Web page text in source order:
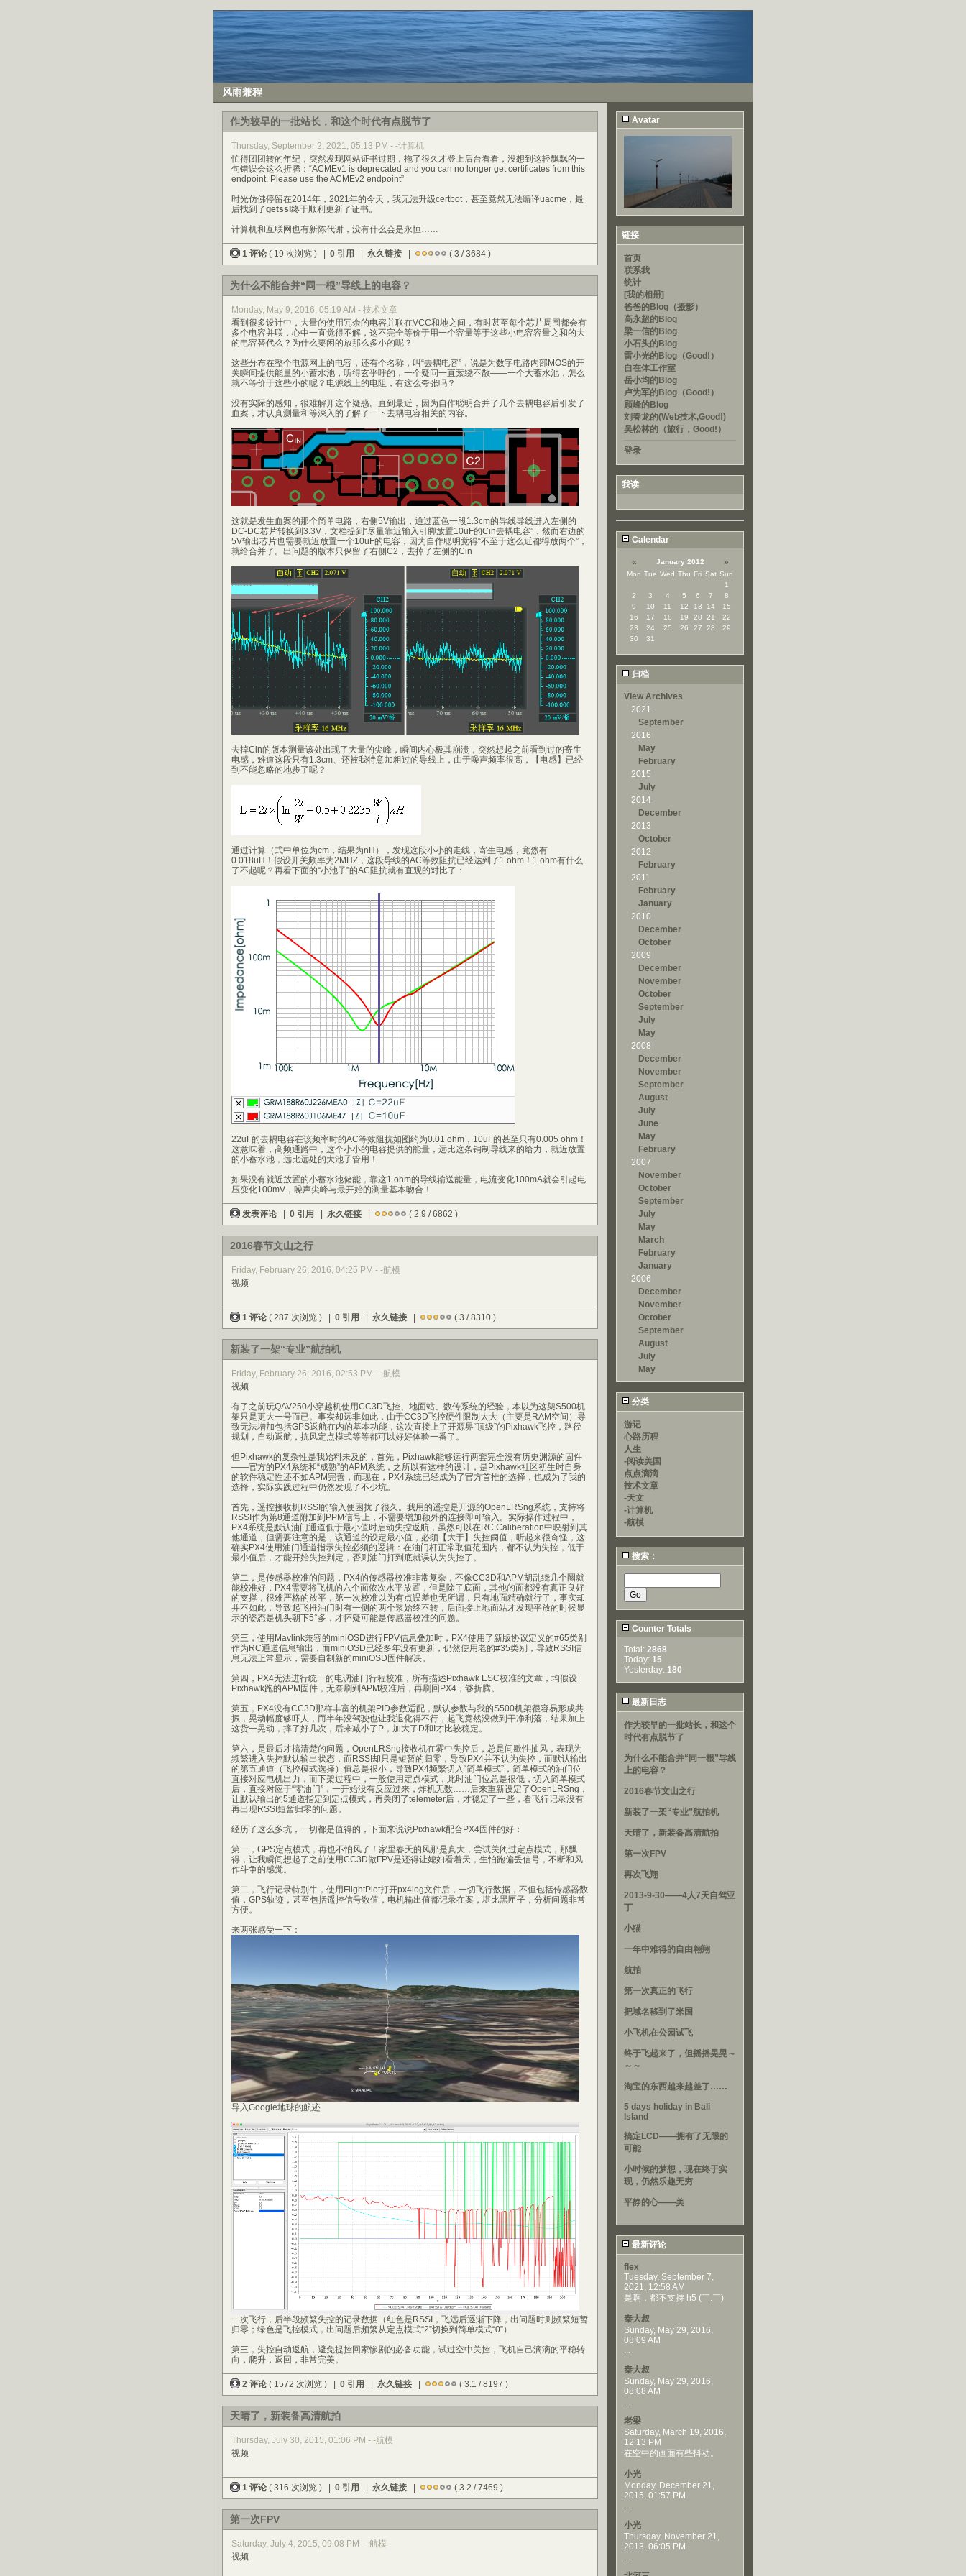
风雨兼程
作为较早的一批站长，和这个时代有点脱节了
Thursday, September 2, 2021, 05:13 PM - -计算机
忙得团团转的年纪，突然发现网站证书过期，拖了很久才登上后台看看，没想到这轻飘飘的一
句错误会这么折腾：“ACMEv1 is deprecated and you can no longer get certificates from this
endpoint. Please use the ACMEv2 endpoint”
时光仿佛停留在2014年，2021年的今天，我无法升级certbot，甚至竟然无法编译uacme，最
后找到了getssl 终于顺利更新了证书。
计算机和互联网也有新陈代谢，没有什么会是永恒……
1 评论 ( 19 次浏览 ) | 0 引用 永久链接 ( 3 / 3684 )
为什么不能合并“同一根”导线上的电容？
Monday, May 9, 2016, 05:19 AM - 技术文章
看到很多设计中，大量的使用冗余的电容并联在VCC和地之间，有时甚至每个芯片周围都会有
多个电容并联，心中一直觉得不解，这不完全等价于用一个容量等于这些小电容容量之和的大
的电容替代么？为什么要闲的放那么多小的呢？
这些分布在整个电源网上的电容，还有个名称，叫“去耦电容”，说是为数字电路内部MOS的开
关瞬间提供能量的小蓄水池，听得玄乎呼的，一个疑问一直萦绕不散——一个大蓄水池，怎么
就不等价于这些小的呢？电源线上的电阻，有这么夸张吗？
没有实际的感知，很难解开这个疑惑。直到最近，因为自作聪明合并了几个去耦电容后引发了
血案，才认真测量和等深入的了解了一下去耦电容相关的内容。
这就是发生血案的那个简单电路，右侧5V输出，通过蓝色一段1.3cm的导线导线进入左侧的
DC-DC芯片转换到3.3V，文档提到“尽量靠近输入引脚放置10uF的Cin去耦电容”，然而右边的
5V输出芯片也需要就近放置一个10uF的电容，因为自作聪明觉得“不至于这么近都得放两个”，
就给合并了。出问题的版本只保留了右侧C2，去掉了左侧的Cin
去掉Cin的版本测量该处出现了大量的尖峰，瞬间内心极其崩溃，突然想起之前看到过的寄生
电感，难道这段只有1.3cm、还被我特意加粗过的导线上，由于噪声频率很高，【电感】已经
到不能忽略的地步了呢？
通过计算（式中单位为cm，结果为nH），发现这段小小的走线，寄生电感，竟然有
0.018uH！假设开关频率为2MHZ，这段导线的AC等效阻抗已经达到了1 ohm！1 ohm有什么
了不起呢？再看下面的“小池子”的AC阻抗就有直观的对比了：
22uF的去耦电容在该频率时的AC等效阻抗如图约为0.01 ohm，10uF的甚至只有0.005 ohm！
这意味着，高频通路中，这个小小的电容提供的能量，远比这条铜制导线来的给力，就近放置
的小蓄水池，远比远处的大池子管用！
如果没有就近放置的小蓄水池储能，靠这1 ohm的导线输送能量，电流变化100mA就会引起电
压变化100mV，噪声尖峰与最开始的测量基本吻合！
发表评论 0 引用 永久链接 ( 2.9 / 6862 )
2016春节文山之行
Friday, February 26, 2016, 04:25 PM - -航模
视频
1 评论 ( 287 次浏览 ) | 0 引用 永久链接 ( 3 / 8310 )
新装了一架“专业”航拍机
Friday, February 26, 2016, 02:53 PM - -航模
视频
有了之前玩QAV250小穿越机使用CC3D飞控、地面站、数传系统的经验，本以为这架S500机
架只是更大一号而已。事实却远非如此，由于CC3D飞控硬件限制太大（主要是RAM空间）导
致无法增加包括GPS返航在内的基本功能，这次直接上了开源界“顶级”的Pixhawk飞控，路径
规划，自动返航，抗风定点模式等等都可以好好体验一番了。
但Pixhawk的复杂性是我始料未及的，首先，Pixhawk能够运行两套完全没有历史渊源的固件
——官方的PX4系统和“成熟”的APM系统，之所以有这样的设计，是Pixhawk社区初生时自身
的软件稳定性还不如APM完善，而现在，PX4系统已经成为了官方首推的选择，也成为了我的
选择，实际实践过程中仍然发现了不少坑。
首先，遥控接收机RSSI的输入便困扰了很久。我用的遥控是开源的OpenLRSng系统，支持将
RSSI作为第8通道附加到PPM信号上，不需要增加额外的连接即可输入。实际操作过程中，
PX4系统是默认油门通道低于最小值时启动失控返航，虽然可以在RC Caliberation中映射到其
他通道，但需要注意的是，该通道的设定最小值，必须【大于】失控阈值，听起来很奇怪，这
确实PX4使用油门通道指示失控必须的逻辑：在油门杆正常取值范围内，都不认为失控，低于
最小值后，才能开始失控判定，否则油门打到底就误认为失控了。
第二，是传感器校准的问题，PX4的传感器校准非常复杂，不像CC3D和APM胡乱绕几个圈就
能校准好，PX4需要将飞机的六个面依次水平放置，但是除了底面，其他的面都没有真正良好
的支撑，很难严格的放平，第一次校准以为有点误差也无所谓，只有地面精确就行了，事实却
并不如此，导致起飞推油门时有一侧的两个浆始终不转，后面接上地面站才发现平放的时候显
示的姿态是机头朝下5°多，才怀疑可能是传感器校准的问题。
第三，使用Mavlink兼容的miniOSD进行FPV信息叠加时，PX4使用了新版协议定义的#65类别
作为RC通道信息输出，而miniOSD已经多年没有更新，仍然使用老的#35类别，导致RSSI信
息无法正常显示，需要自制新的miniOSD固件解决。
第四，PX4无法进行统一的电调油门行程校准，所有描述Pixhawk ESC校准的文章，均假设
Pixhawk跑的APM固件，无奈刷到APM校准后，再刷回PX4，够折腾。
第五，PX4没有CC3D那样丰富的机架PID参数适配，默认参数与我的S500机架很容易形成共
振，晃动幅度够吓人，而半年没驾驶也让我退化得不行，起飞竟然没做到干净利落，结果加上
这货一晃动，摔了好几次，后来减小了P，加大了D和I才比较稳定。
第六，是最后才搞清楚的问题，OpenLRSng接收机在雾中失控后，总是间歇性抽风，表现为
频繁进入失控默认输出状态，而RSSI却只是短暂的归零，导致PX4并不认为失控，而默认输出
的第五通道（飞控模式选择）值总是很小，导致PX4频繁切入“简单模式”，简单模式的油门位
直接对应电机出力，而下架过程中，一般使用定点模式，此时油门位总是很低，切入简单模式
后，直接对应于“零油门”，一开始没有反应过来，炸机无数……后来重新设定了OpenLRSng，
让默认输出的5通道指定到定点模式，再关闭了telemeter后，才稳定了一些，看飞行记录没有
再出现RSSI短暂归零的问题。
经历了这么多坑，一切都是值得的，下面来说说Pixhawk配合PX4固件的好：
第一，GPS定点模式，再也不怕风了！家里春天的风那是真大，尝试关闭过定点模式，那飘
得，让我瞬间想起了之前使用CC3D做FPV是还得让媳妇看着天，生怕跑偏丢信号，不断和风
作斗争的感觉。
第二，飞行记录特别牛，使用FlightPlot打开px4log文件后，一切飞行数据，不但包括传感器数
值，GPS轨迹，甚至包括遥控信号数值，电机输出值都记录在案，堪比黑匣子，分析问题非常
方便。
来两张感受一下：
导入Google地球的航迹
一次飞行，后半段频繁失控的记录数据（红色是RSSI，飞远后逐渐下降，出问题时则频繁短暂
归零；绿色是飞控模式，出问题后频繁从定点模式“2”切换到简单模式“0”）
第三，失控自动返航，避免提控回家惨剧的必备功能，试过空中关控，飞机自己滴滴的平稳转
向，爬升，返回，非常完美。
2 评论 ( 1572 次浏览 ) | 0 引用 永久链接 ( 3.1 / 8197 )
天晴了，新装备高清航拍
Thursday, July 30, 2015, 01:06 PM - -航模
视频
1 评论 ( 316 次浏览 ) | 0 引用 永久链接 ( 3.2 / 7469 )
第一次FPV
Saturday, July 4, 2015, 09:08 PM - -航模
视频
Avatar
链接
首页
联系我
统计
[我的相册]
爸爸的Blog（摄影）
高永超的Blog
梁一信的Blog
小石头的Blog
雷小光的Blog（Good!）
自在体工作室
岳小均的Blog
卢为军的Blog（Good!）
顾峰的Blog
刘春龙的(Web技术,Good!)
吴松林的（旅行，Good!）
登录
我读
Calendar
« January 2012 »
Mon Tue Wed Thu Fri Sat Sun
1
2
3 4 5 6 7
8
9
10 11 12 13 14
15
16
17 18 19 20 21
22
23
24 25 26 27 28
29
30
31
归档
View Archives
2021
September
2016
May
February
2015
July
2014
December
2013
October
2012
February
2011
February
January
2010
December
October
2009
December
November
October
September
July
May
2008
December
November
September
August
July
June
May
February
2007
November
October
September
July
May
March
February
January
2006
December
November
October
September
August
July
May
分类
游记
心路历程
人生
-阅读美国
点点滴滴
技术文章
-天文
-计算机
-航模
搜索：
Counter Totals
Total: 2868
Today: 15
Yesterday: 180
最新日志
作为较早的一批站长，和这个
时代有点脱节了
为什么不能合并“同一根”导线
上的电容？
2016春节文山之行
新装了一架“专业”航拍机
天晴了，新装备高清航拍
第一次FPV
再次飞翔
2013-9-30——4人7天自驾亚
丁
小猫
一年中难得的自由翱翔
航拍
第一次真正的飞行
把域名移到了米国
小飞机在公园试飞
终于飞起来了，但摇摇晃晃～
～～
淘宝的东西越来越差了……
5 days holiday in Bali
Island
搞定LCD——拥有了无限的
可能
小时候的梦想，现在终于实
现，仍然乐趣无穷
平静的心——美
最新评论
flex
Tuesday, September 7,
2021, 12:58 AM
是啊，都不支持 h5 (￣.￣)
秦大叔
Sunday, May 29, 2016,
08:09 AM
...
秦大叔
Sunday, May 29, 2016,
08:08 AM
...
老梁
Saturday, March 19, 2016,
12:13 PM
在空中的画面有些抖动。
小光
Monday, December 21,
2015, 01:57 PM
...
小光
Thursday, November 21,
2013, 06:05 PM
...